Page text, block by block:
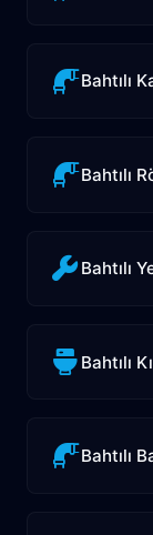
Bahtılı
Bahtılı
Bahtılı
Bahtılı
Bahtılı